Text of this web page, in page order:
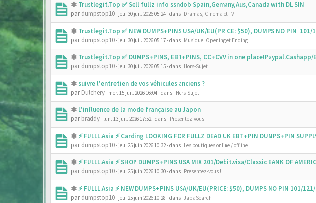
Trustlegit.Top ✅ Sell fullz info ssndob Spain,Gemany,Aus,Canada with DL SIN
pardumpstop10- jeu. 30 juil. 2026 05:24- dans : Dramas, Cinema et TV
Trustlegit.Top ✅ NEW DUMPS+PINS USA/UK/EU(PRICE: $50), DUMPS NO PIN 101/
pardumpstop10- jeu. 30 juil. 2026 05:17- dans : Musique, Opening et Ending
Trustlegit.Top ✅ DUMPS+PINS, EBT+PINS, CC+CVV in one
pardumpstop10- jeu. 30 juil. 2026 05:15- dans : Hors-Sujet
suivre l'entretien de vos véhicules anciens ?
parDutchery- mer. 15 juil. 2026 16:04- dans : Hors-Sujet
L'influence de la mode française au Japon
parbraddy- lun. 13 juil. 2026 17:52- dans : Presentez-vous !
⚡ FULLL.Asia ⚡ Carding LOOKING FOR FULLZ DEAD UK EBT+PIN DUMPS+PIN
pardumpstop10- jeu. 25 juin 2026 10:32- dans : Les boutiques online / offline
⚡ FULLL.Asia ⚡ SHOP DUMPS+PINS USA MIX 201/Debit.visa/Classic BANK OF
pardumpstop10- jeu. 25 juin 2026 10:30- dans : Presentez-vous !
⚡ FULLL.Asia ⚡ NEW DUMPS+PINS USA/UK/EU(PRICE: $50), DUMPS NO PIN 101/
pardumpstop10- jeu. 25 juin 2026 10:28 - dans : JapaSearch